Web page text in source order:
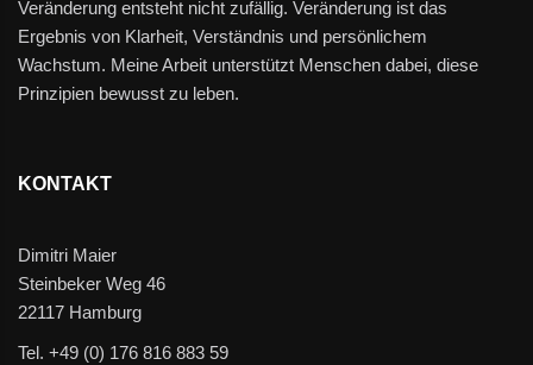
Veränderung entsteht nicht zufällig. Veränderung ist das
Ergebnis von Klarheit, Verständnis und persönlichem
Wachstum. Meine Arbeit unterstützt Menschen dabei, diese
Prinzipien bewusst zu leben.
KONTAKT
Dimitri Maier
Steinbeker Weg 46
22117 Hamburg
Tel. +49 (0) 176 816 883 59